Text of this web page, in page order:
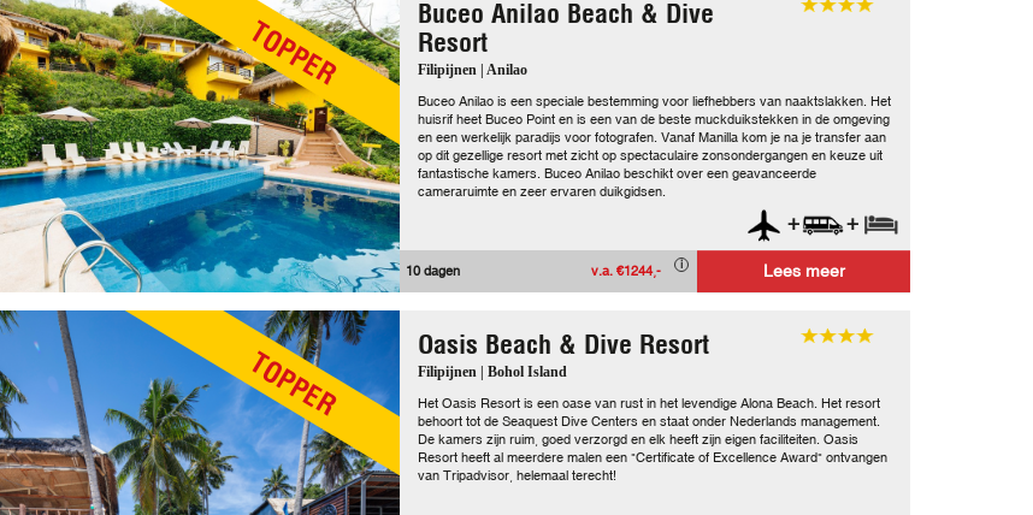
TOPPER
Buceo Anilao Beach & Dive
Resort
Filipijnen | Anilao
Buceo Anilao is een speciale bestemming voor liefhebbers van naaktslakken. Het
huisrif heet Buceo Point en is een van de beste muckduikstekken in de omgeving
en een werkelijk paradijs voor fotografen. Vanaf Manilla kom je na je transfer aan
op dit gezellige resort met zicht op spectaculaire zonsondergangen en keuze uit
fantastische kamers. Buceo Anilao beschikt over een geavanceerde
cameraruimte en zeer ervaren duikgidsen.
+ +
10 dagen v.a. €1244,- Lees meer
TOPPER
Oasis Beach & Dive Resort
Filipijnen | Bohol Island
Het Oasis Resort is een oase van rust in het levendige Alona Beach. Het resort
behoort tot de Seaquest Dive Centers en staat onder Nederlands management.
De kamers zijn ruim, goed verzorgd en elk heeft zijn eigen faciliteiten. Oasis
Resort heeft al meerdere malen een "Certificate of Excellence Award" ontvangen
van Tripadvisor, helemaal terecht!